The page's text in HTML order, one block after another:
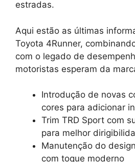
estradas.
Aqui estão as últimas
Toyota 4Runner,
com o legado de
motoristas esperam da
Introdução de novas
cores para adicionar
Trim TRD Sport com
para melhor
Manutenção do
com toque moderno